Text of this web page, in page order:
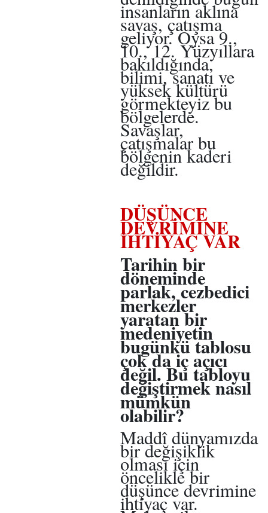
insanların aklına
savaş, çatışma
geliyor. Oysa 9.,
10., 12. Yüzyıllara
bakıldığında,
bilimi, sanatı ve
yüksek kültürü
görmekteyiz bu
bölgelerde.
Savaşlar,
çatışmalar bu
bölgenin kaderi
değildir.
DÜŞÜNCE
DEVRİMİNE
İHTİYAÇ VAR
Tarihin bir
döneminde
parlak, cezbedici
merkezler
yaratan bir
medeniyetin
bugünkü tablosu
çok da iç açıcı
değil. Bu tabloyu
değiştirmek nasıl
mümkün
olabilir?
Maddî dünyamızda
bir değişiklik
olması için
öncelikle bir
düşünce devrimine
ihtiyaç var.